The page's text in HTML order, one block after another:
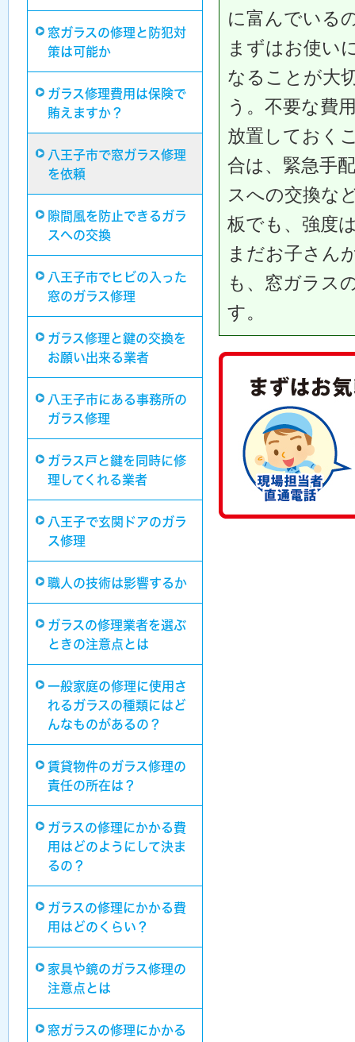
窓ガラスの修理と防犯対
策は可能か
ガラス修理費用は保険で
賄えますか？
八王子市で窓ガラス修理
を依頼
隙間風を防止できるガラ
スへの交換
八王子市でヒビの入った
窓のガラス修理
ガラス修理と鍵の交換を
お願い出来る業者
八王子市にある事務所の
ガラス修理
ガラス戸と鍵を同時に修
理してくれる業者
八王子で玄関ドアのガラ
ス修理
職人の技術は影響するか
ガラスの修理業者を選ぶ
ときの注意点とは
一般家庭の修理に使用さ
れるガラスの種類にはど
んなものがあるの？
賃貸物件のガラス修理の
責任の所在は？
ガラスの修理にかかる費
用はどのようにして決ま
るの？
ガラスの修理にかかる費
用はどのくらい？
家具や鏡のガラス修理の
注意点とは
窓ガラスの修理にかかる
に富んでいる
まずはお使い
なることが大
う。不要な費
放置しておく
合は、緊急手
スへの交換な
板でも、強度
まだお子さん
も、窓ガラス
す。